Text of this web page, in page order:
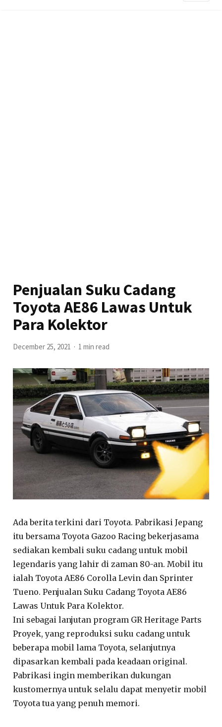
Penjualan Suku Cadang
Toyota AE86 Lawas Untuk
Para Kolektor
December 25, 2021 1 min read
Ada berita terkini dari Toyota. Pabrikasi Jepang
itu bersama Toyota Gazoo Racing bekerjasama
sediakan kembali suku cadang untuk mobil
legendaris yang lahir di zaman 80-an. Mobil itu
ialah Toyota AE86 Corolla Levin dan Sprinter
Tueno. Penjualan Suku Cadang Toyota AE86
Lawas Untuk Para Kolektor.
Ini sebagai lanjutan program GR Heritage Parts
Proyek, yang reproduksi suku cadang untuk
beberapa mobil lama Toyota, selanjutnya
dipasarkan kembali pada keadaan original.
Pabrikasi ingin memberikan dukungan
kustomernya untuk selalu dapat menyetir mobil
Toyota tua yang penuh memori.